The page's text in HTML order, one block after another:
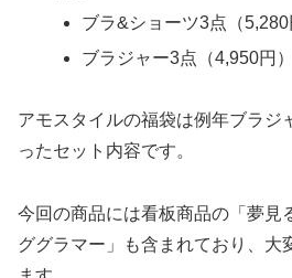
ブラ&ショーツ3点（5,280
ブラジャー3点（4,950円）
アモスタイルの福袋は例年ブラジ
ったセット内容です。
今回の商品には看板商品の「夢見
ググラマー」も含まれており、大